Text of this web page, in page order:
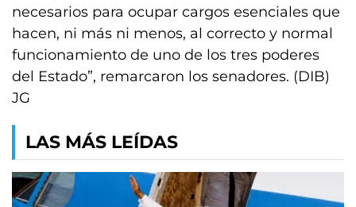
necesarios para ocupar cargos esenciales que
hacen, ni más ni menos, al correcto y normal
funcionamiento de uno de los tres poderes
del Estado”, remarcaron los senadores. (DIB)
JG
LAS MÁS LEÍDAS